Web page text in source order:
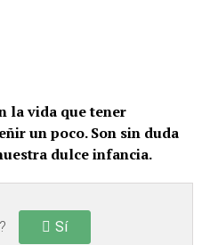
la vida que tener
un poco. Son sin duda
dulce infancia.
Sí